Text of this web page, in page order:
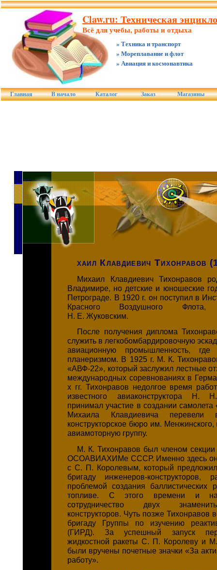
Claw.ru: Техническая
Всё для учебы, работы и отдыха
» Техника и транспорт
» Мореплавание и флот
» Авиация и космонавтика
Главная В начало Каталог Заказ Магазины
хаил Клавдиевич Тихонравов
Михаил Клавдиевич Тихонравов
Владимире, но детские и юношеские
Петрограде. В 1920 г. он поступил в
Красного Воздушного Флота,
Н. Е. Жуковским.
После получения диплома
служить в легкобомбардировочную
авиационную промышленность,
планеризмом. В 1925 г. М. К.
«АВФ-22», который заслужил лестные
международных соревнованиях в
х гг. Тихонравов недолгое время
известного авиаконструктора
Н. Н.
принимал участие в создании
Михаила Клавдиевича перевели
конструкторское бюро им. Менжинского,
авиамоторную группу.
М. К. Тихонравов был членом
ОСОАВИАХИМе СССР. Именно здесь он
сС. П. Королевым, который
бригаду инженеров-конструкторов,
проблемой создания баллистических
топливе. С этого времени и
сотрудничество двух
конструкторов. Чуть позже Тихонравов
бригаду Группы по изучению
(ГИРД). За успешный запуск
жидкостной ракетыС. П. Королеву и
были вручены почетные значки «За
работу».